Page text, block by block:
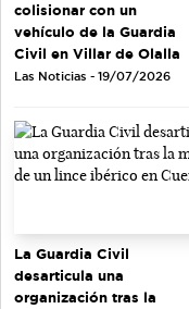
colisionar con un
vehículo de la Guardia
Civil en Villar de Olalla
Las Noticias - 19/07/2026
La Guardia Civil
desarticula una
organización tras la